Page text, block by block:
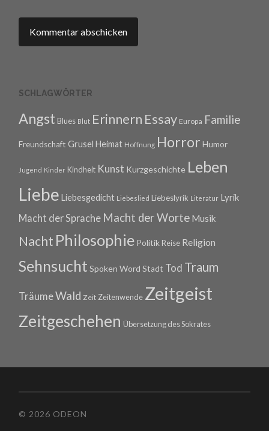
SCHLAGWÖRTER
Angst Blues Blut Erinnern Essay Europa Familie
Freundschaft Grusel Heimat Hoffnung Horror Humor
Jugend Kinder Kindheit Kunst Kurzgeschichte Leben
Liebe Liebesgedicht Liebeslied Liebeslyrik Literatur Lyrik
Macht der Sprache Macht der Worte Musik
Nacht Philosophie Politik Reise Religion
Sehnsucht Spoken Word Stadt Tod Traum
TräumeWald Zeit Zeitenwende Zeitgeist
Zeitgeschehen Übersetzung des Sokrates
© 2026 ODEON